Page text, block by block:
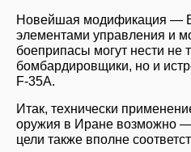
Новейшая модификация —
элементами управления и
боеприпасы могут нести не
бомбардировщики, но и
F-35A.
Итак, технически
оружия в Иране возможно
цели также вполне